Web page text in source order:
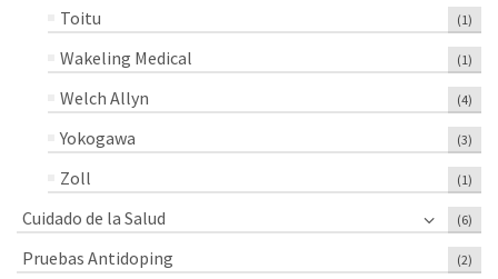
Toitu (1)
Wakeling Medical (1)
Welch Allyn (4)
Yokogawa (3)
Zoll (1)
Cuidado de la Salud (6)
Pruebas Antidoping (2)